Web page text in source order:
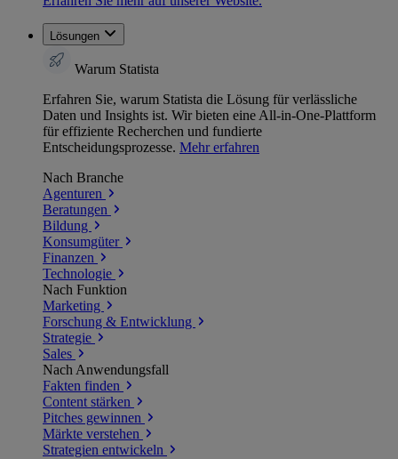
Lösungen
Warum Statista
Erfahren Sie, warum Statista die Lösung für verlässliche
Daten und Insights ist. Wir bieten eine All-in-One-Plattform
für effiziente Recherchen und fundierte
Entscheidungsprozesse. Mehr erfahren
Nach Branche
Agenturen
Beratungen
Bildung
Konsumgüter
Finanzen
Technologie
Nach Funktion
Marketing
Forschung & Entwicklung
Strategie
Sales
Nach Anwendungsfall
Fakten finden
Content stärken
Pitches gewinnen
Märkte verstehen
Strategien entwickeln